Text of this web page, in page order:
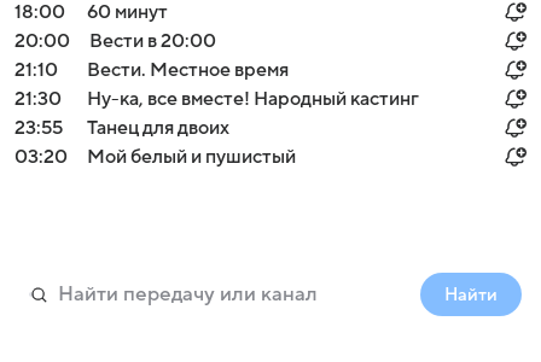
18:00
60 минут
20:00
Вести в 20:00
21:10
Вести. Местное время
21:30
Ну-ка, все вместе! Народный кастинг
23:55
Танец для двоих
03:20
Мой белый и пушистый
Найти